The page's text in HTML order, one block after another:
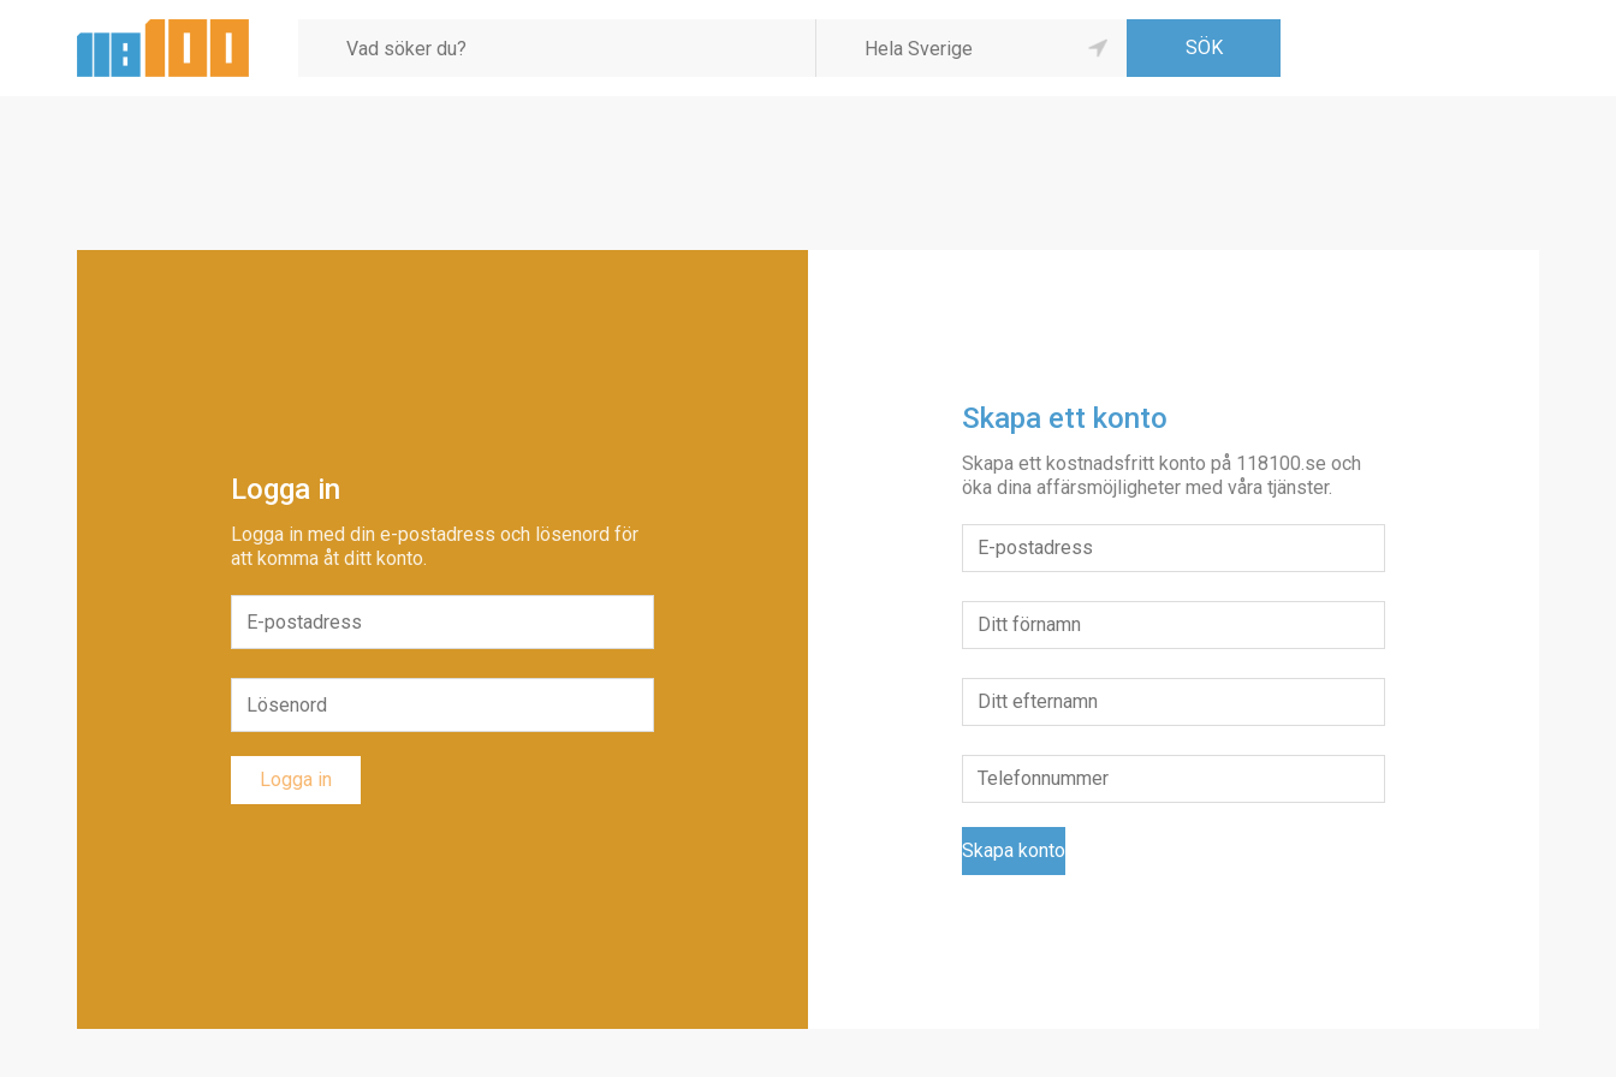
Logga in
Logga in med din e-postadress och lösenord för
att komma åt ditt konto.
Skapa ett konto
Skapa ett kostnadsfritt konto på 118100.se och
öka dina affärsmöjligheter med våra tjänster.